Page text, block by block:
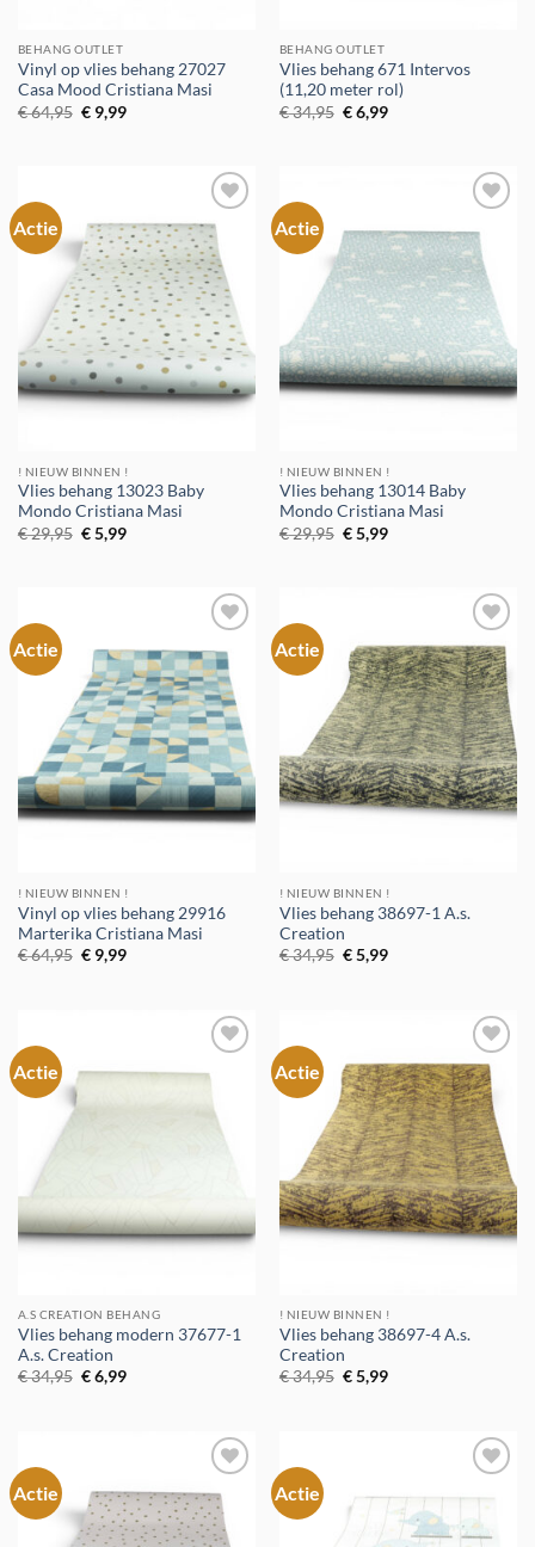
BEHANG OUTLET
Vinyl op vlies behang 27027
Casa Mood Cristiana Masi
€64,95 Oorspronkelijke
prijs
€9,99Huidige
BEHANG OUTLET
Vlies behang 671 Intervos
(11,20 meter rol)
€34,95 Oorspronkelijke
prijs
€6,99Huidige
Actie
Toevoegen
aan
verlanglijst
! NIEUW BINNEN !
Vlies behang 13023 Baby
Mondo Cristiana Masi
€29,95 Oorspronkelijke
prijs
€5,99Huidige
Actie
aan
verlanglijst
! NIEUW BINNEN !
Vlies behang 13014 Baby
Mondo Cristiana Masi
€29,95 Oorspronkelijke
prijs
€5,99Huidige
Actie
Toevoegen
aan
verlanglijst
! NIEUW BINNEN !
Vinyl op vlies behang 29916
Marterika Cristiana Masi
€64,95 Oorspronkelijke
prijs
€9,99Huidige
Actie
Toevoegen
aan
verlanglijst
! NIEUW BINNEN !
Vlies behang 38697-1 A.s.
Creation
€34,95 Oorspronkelijke
prijs
€5,99Huidige
Actie
Toevoegen
A.S CREATION BEHANG
Vlies behang modern 37677-1
A.s. Creation
€34,95 Oorspronkelijke
prijs
€6,99Huidige
Actie
Toevoegen
aan
verlanglijst
! NIEUW BINNEN !
Vlies behang 38697-4 A.s.
Creation
€34,95 Oorspronkelijke
prijs
€5,99Huidige
Actie
Toevoegen
aan
verlanglijst
Actie
verlanglijst